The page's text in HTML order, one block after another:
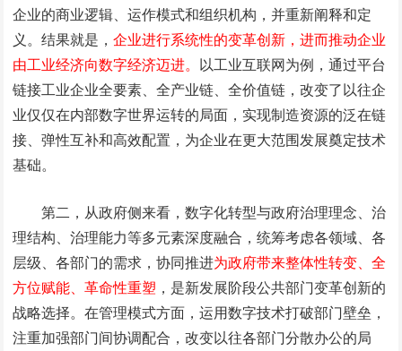
企业的商业逻辑、运作模式和组织机构，并重新阐释和定
义。结果就是，企业进行系统性的变革创新，进而推动企业
由工业经济向数字经济迈进。 以工业互联网为例，通过平台
链接工业企业全要素、全产业链、全价值链，改变了以往企
业仅仅在内部数字世界运转的局面，实现制造资源的泛在链
接、弹性互补和高效配置，为企业在更大范围发展奠定技术
基础。
第二，从政府侧来看，数字化转型与政府治理理念、治
理结构、治理能力等多元素深度融合，统筹考虑各领域、各
层级、各部门的需求，协同推进为政府带来整体性转变、全
方位赋能、革命性重塑 ，是新发展阶段公共部门变革创新的
战略选择。在管理模式方面，运用数字技术打破部门壁垒，
注重加强部门间协调配合，改变以往各部门分散办公的局